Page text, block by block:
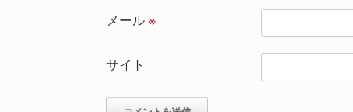
メール※
サイト